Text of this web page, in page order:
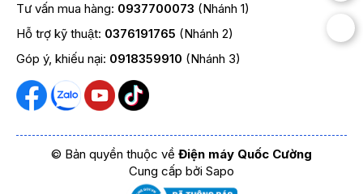
BẢNG ĐIỀU KHIỂN PHÍA TRƯỚC, DỄ DÀNG HIỆU
CHỈNH ÂM THANH
Dàn karaoke di động ACNOS TOP 430 sử dụng mạch
lượng chi tiết Bass, Treble cho âm nhạc hoặc chỉnh chi
tiết âm thanh của micro như tiếng vang, độ trễ... Ngoài
ra, TOP 430 còn có thêm chức năng Boost Bass –
tăng âm trầm nhanh cho nhạc sàn sôi động.
Tư vấn mua hàng: 0937700073 (Nhánh 1)
Hỗ trợ kỹ thuật: 0376191765 (Nhánh 2)
Góp ý, khiếu nại: 0918359910 (Nhánh 3)
© Bản quyền thuộc về Điện máy Quốc Cường
Cung cấp bởi Sapo